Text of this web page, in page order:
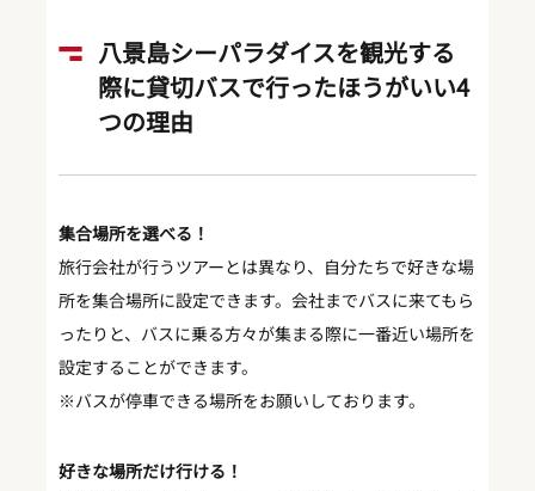
八景島シーパラダイスを観光する
際に貸切バスで行ったほうがいい4
つの理由
集合場所を選べる！
旅行会社が行うツアーとは異なり、自分たちで好きな場
所を集合場所に設定できます。会社までバスに来てもら
ったりと、バスに乗る方々が集まる際に一番近い場所を
設定することができます。
※バスが停車できる場所をお願いしております。
好きな場所だけ行ける！